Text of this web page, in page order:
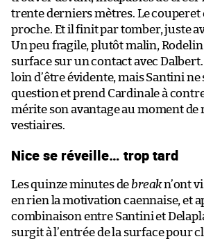
trente derniers mètres. Le couperet
proche. Et il finit par tomber, juste
Un peu fragile, plutôt malin, Rodelin
surface sur un contact avec Dalbert.
loin d’être évidente, mais Santini ne
question et prend Cardinale à
mérite son avantage au moment de
vestiaires.
Nice se réveille… trop tard
Les quinze minutes de breakn’ont
en rien la motivation caennaise, et
combinaison entre Santini et
surgit à l’entrée de la surface pour